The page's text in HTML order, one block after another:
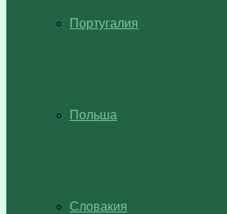
Португалия
Польша
Словакия